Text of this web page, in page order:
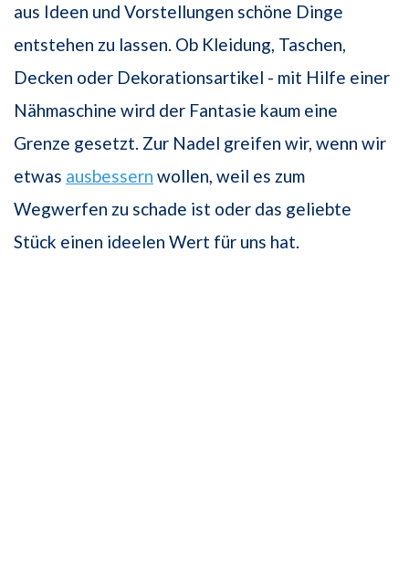
aus Ideen und Vorstellungen schöne Dinge
entstehen zu lassen. Ob Kleidung, Taschen,
Decken oder Dekorationsartikel - mit Hilfe einer
Nähmaschine wird der Fantasie kaum eine
Grenze gesetzt. Zur Nadel greifen wir, wenn wir
etwas ausbessern wollen, weil es zum
Wegwerfen zu schade ist oder das geliebte
Stück einen ideelen Wert für uns hat.